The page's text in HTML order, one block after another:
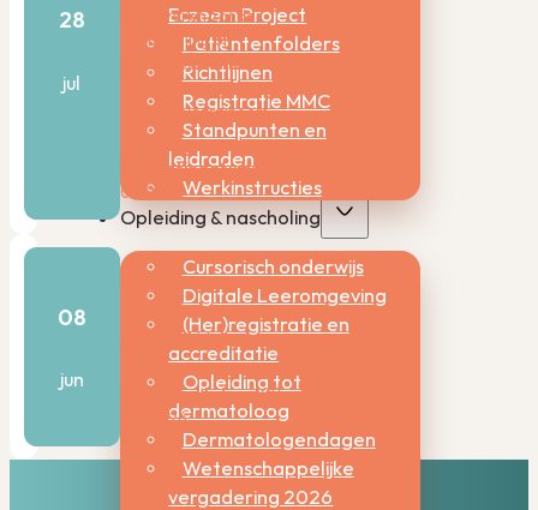
Eczeem Project
Patiëntenfolders
Richtlijnen
Registratie MMC
Standpunten en
leidraden
Werkinstructies
Opleiding & nascholing
Cursorisch onderwijs
Digitale Leeromgeving
(Her)registratie en
accreditatie
Opleiding tot
dermatoloog
Dermatologendagen
Wetenschappelijke
vergadering 2026
observeren zonder
behandeling bij
oudere patiënten met
laag-risico
basaalcelcarcinoom
07-2026
28
jul
Kascommissie
Lid
08-
06-2026
08
jun